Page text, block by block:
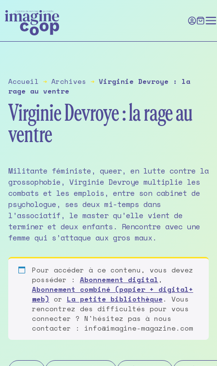
to
the
content
Accueil ➔ Archives ➔ Virginie Devroye : la
rage au ventre
Virginie Devroye : la rage au
ventre
Militante féministe, queer, en lutte contre la
grossophobie, Virginie Devroye multiplie les
combats et les emplois, entre son cabinet de
psychologue, ses deux mi-temps dans
l’associatif, le master qu’elle vient de
terminer et deux enfants. Rencontre avec une
femme qui s’attaque aux gros maux.
Pour accéder à ce contenu, vous devez
posséder : Abonnement digital ,
Abonnement combiné (papier + digital+
web) or La petite bibliothèque. Vous
rencontrez des difficultés pour vous
connecter ? N'hésitez pas à nous
contacter : info@imagine-magazine.com